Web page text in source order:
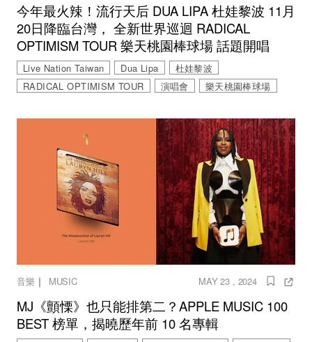
今年最火辣！流行天后 DUA LIPA 杜娃黎波 11月
20日降臨台灣， 全新世界巡迴 RADICAL
OPTIMISM TOUR 樂天桃園棒球場 話題開唱
Live Nation Taiwan Dua Lipa
杜娃黎波
RADICAL OPTIMISM TOUR
演唱會 樂天桃園棒球場
音樂 ｜ MUSIC MAY 23 , 2024
MJ《顫慄》也只能排第二？APPLE MUSIC 100
BEST 榜單，揭曉歷年前 10 名專輯